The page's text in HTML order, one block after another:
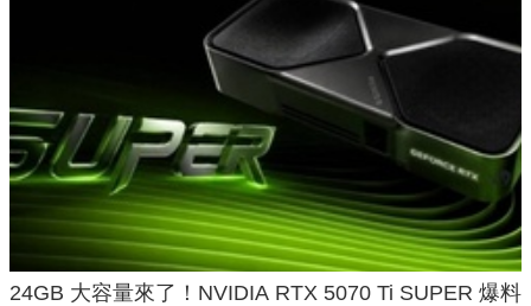
24GB 大容量來了！NVIDIA RTX 5070 Ti SUPER 爆料